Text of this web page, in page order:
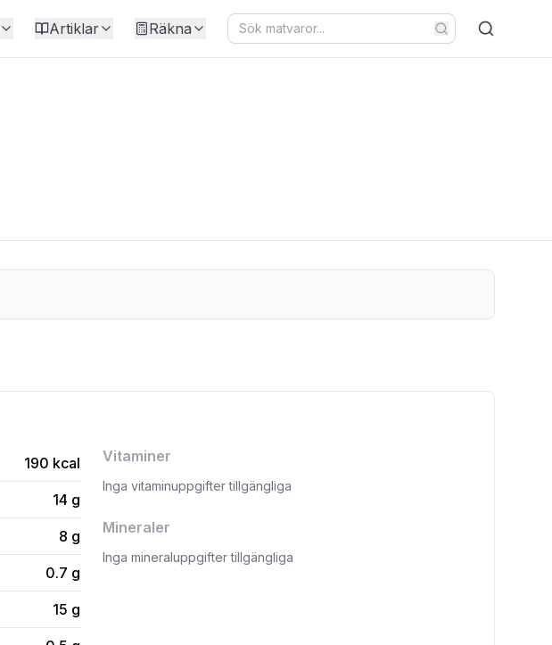
Artiklar Räkna
190 kcal
14 g
8 g
0.7 g
15 g
Vitaminer
Inga vitaminuppgifter tillgängliga
Mineraler
Inga mineraluppgifter tillgängliga